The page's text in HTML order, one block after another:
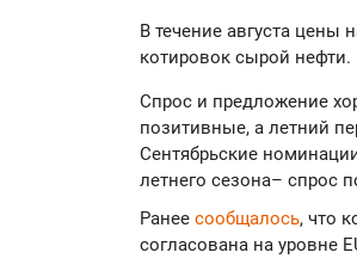
В течение августа цены
котировок сырой нефти.
Спрос и предложение
позитивные, а летний
Сентябрьские
летнего сезона– спрос
Ранее сообщалось, что
согласована на уровне